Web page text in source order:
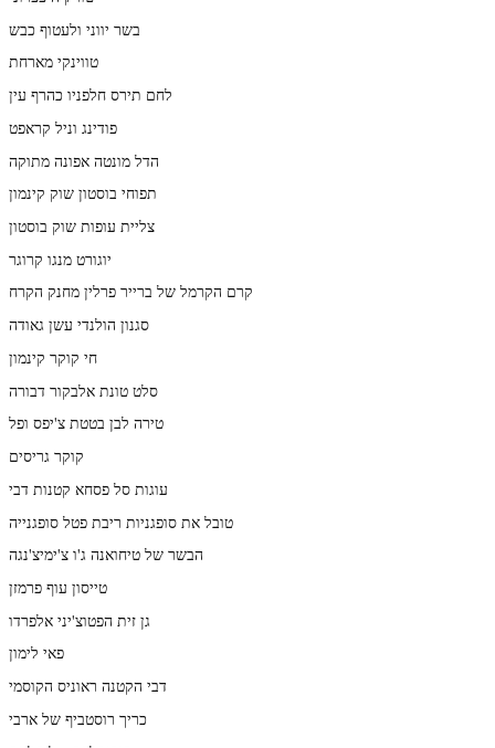
בשר יווני ולעטוף כבש
טווינקי מארחת
לחם תירס חלפניו כהרף עין
פודינג וניל קראפט
הדל מונטה אפונה מתוקה
תפוחי בוסטון שוק קינמון
צליית עופות שוק בוסטון
יוגורט מנגו קרוגר
קרם הקרמל של ברייר פרלין מחנק הקרח
סגנון הולנדי עשן גאודה
חי קוקר קינמון
סלט טונת אלבקור דבורה
טירה לבן בטטת צ'יפס ופל
קוקר גריסים
עוגות סל פסחא קטנות דבי
טובל את סופגניות ריבת פטל סופגנייה
הבשר של טיחואנה ג'ו צ'ימיצ'נגה
טייסון עוף פרמזן
גן זית הפטוצ'יני אלפרדו
פאי לימון
דבי הקטנה ראוניס הקוסמי
כריך רוסטביף של ארבי